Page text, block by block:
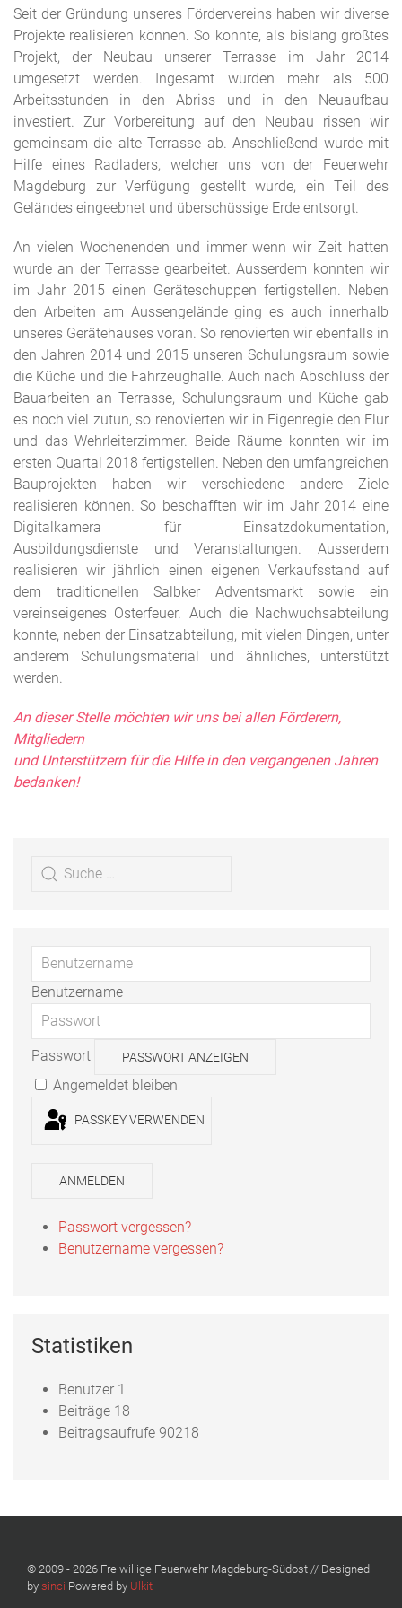
Seit der Gründung unseres Fördervereins haben wir diverse
Projekte realisieren können. So konnte, als bislang größtes
Projekt, der Neubau unserer Terrasse im Jahr 2014
umgesetzt werden. Ingesamt wurden mehr als 500
Arbeitsstunden in den Abriss und in den Neuaufbau
investiert. Zur Vorbereitung auf den Neubau rissen wir
gemeinsam die alte Terrasse ab. Anschließend wurde mit
Hilfe eines Radladers, welcher uns von der Feuerwehr
Magdeburg zur Verfügung gestellt wurde, ein Teil des
Geländes eingeebnet und überschüssige Erde entsorgt.
An vielen Wochenenden und immer wenn wir Zeit hatten
wurde an der Terrasse gearbeitet. Ausserdem konnten wir
im Jahr 2015 einen Geräteschuppen fertigstellen. Neben
den Arbeiten am Aussengelände ging es auch innerhalb
unseres Gerätehauses voran. So renovierten wir ebenfalls in
den Jahren 2014 und 2015 unseren Schulungsraum sowie
die Küche und die Fahrzeughalle. Auch nach Abschluss der
Bauarbeiten an Terrasse, Schulungsraum und Küche gab
es noch viel zutun, so renovierten wir in Eigenregie den Flur
und das Wehrleiterzimmer. Beide Räume konnten wir im
ersten Quartal 2018 fertigstellen. Neben den umfangreichen
Bauprojekten haben wir verschiedene andere Ziele
realisieren können. So beschafften wir im Jahr 2014 eine
Digitalkamera für Einsatzdokumentation,
Ausbildungsdienste und Veranstaltungen. Ausserdem
realisieren wir jährlich einen eigenen Verkaufsstand auf
dem traditionellen Salbker Adventsmarkt sowie ein
vereinseigenes Osterfeuer. Auch die Nachwuchsabteilung
konnte, neben der Einsatzabteilung, mit vielen Dingen, unter
anderem Schulungsmaterial und ähnliches, unterstützt
werden.
An dieser Stelle möchten wir uns bei allen Förderern,
Mitgliedern
und Unterstützern für die Hilfe in den vergangenen Jahren
bedanken!
Benutzername
Passwort PASSWORT ANZEIGEN
Angemeldet bleiben
PASSKEY VERWENDEN
ANMELDEN
Passwort vergessen?
Benutzername vergessen?
Statistiken
Benutzer 1
Beiträge 18
Beitragsaufrufe 90218
© 2009 - 2026 Freiwillige Feuerwehr Magdeburg-Südost // Designed
by sinci Powered by Ulkit